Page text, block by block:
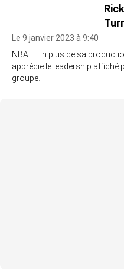
Le 9 janvier 2023 à 9:40
NBA – En plus de sa
apprécie le leadership affiché
groupe.